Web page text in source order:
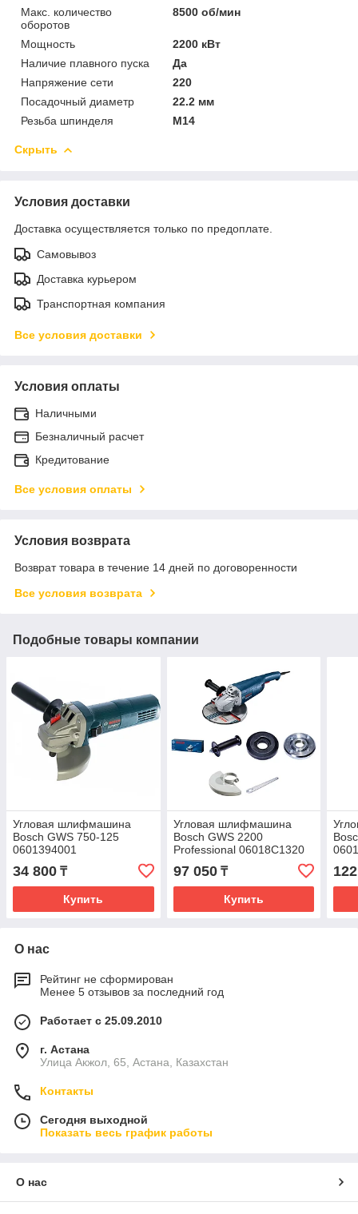
Макс. количество
оборотов
8500 об/мин
Мощность
2200 кВт
Наличие плавного пуска
Да
Напряжение сети
220
Посадочный диаметр
22.2 мм
Резьба шпинделя
M14
Скрыть
Условия доставки
Доставка осуществляется только по предоплате.
Самовывоз
Доставка курьером
Транспортная компания
Все условия доставки
Условия оплаты
Наличными
Безналичный расчет
Кредитование
Все условия оплаты
Условия возврата
Возврат товара в течение 14 дней по договоренности
Все условия возврата
Подобные товары компании
Угловая шлифмашина
Bosch GWS 750-125
0601394001
34 800 ₸
Купить
Угловая шлифмашина
Bosch GWS 2200
Professional 06018C1320
97 050₸
Купить
О нас
Рейтинг не сформирован
Менее 5 отзывов за последний год
Работает с 25.09.2010
г. Астана
Улица Акжол, 65, Астана, Казахстан
Контакты
Сегодня выходной
Показать весь график работы
О нас